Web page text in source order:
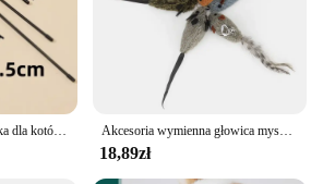
Akcesoria wymienna głowica myszy do śmieszny kijek dla kota zabawka dzwonek kot pręt Teaser kotek piórko zabawka dla zwierząt
18,89zł